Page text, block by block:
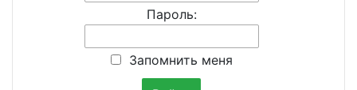
Пароль:
Запомнить меня